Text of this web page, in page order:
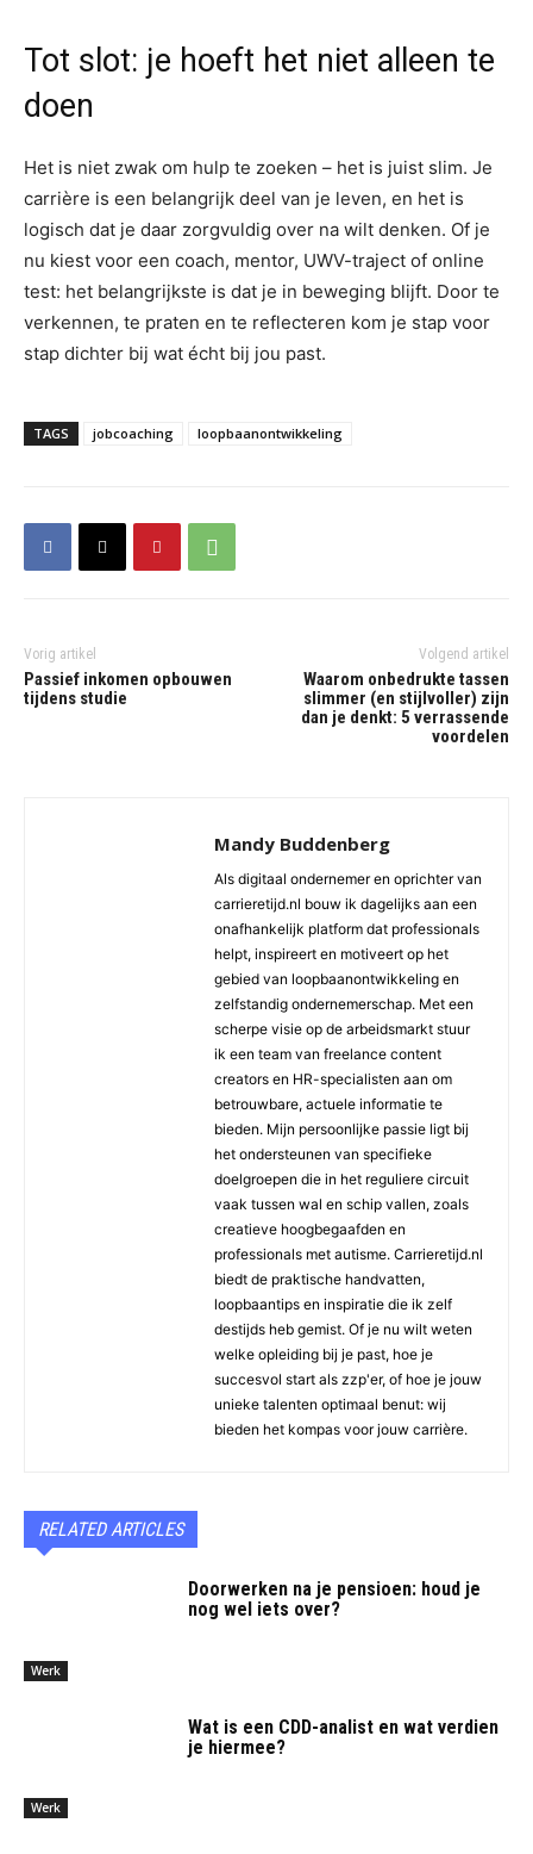
Tot slot: je hoeft het niet alleen te
doen
Het is niet zwak om hulp te zoeken – het is juist slim. Je
carrière is een belangrijk deel van je leven, en het is
logisch dat je daar zorgvuldig over na wilt denken. Of je
nu kiest voor een coach, mentor, UWV-traject of online
test: het belangrijkste is dat je in beweging blijft. Door te
verkennen, te praten en te reflecteren kom je stap voor
stap dichter bij wat écht bij jou past.
TAGS jobcoaching loopbaanontwikkeling
Vorig artikel
Passief inkomen opbouwen
tijdens studie
Volgend artikel
Waarom onbedrukte tassen
slimmer (en stijlvoller) zijn
dan je denkt: 5 verrassende
voordelen
Mandy Buddenberg
Als digitaal ondernemer en oprichter van
carrieretijd.nl bouw ik dagelijks aan een
onafhankelijk platform dat professionals
helpt, inspireert en motiveert op het
gebied van loopbaanontwikkeling en
zelfstandig ondernemerschap. Met een
scherpe visie op de arbeidsmarkt stuur
ik een team van freelance content
creators en HR-specialisten aan om
betrouwbare, actuele informatie te
bieden. Mijn persoonlijke passie ligt bij
het ondersteunen van specifieke
doelgroepen die in het reguliere circuit
vaak tussen wal en schip vallen, zoals
creatieve hoogbegaafden en
professionals met autisme. Carrieretijd.nl
biedt de praktische handvatten,
loopbaantips en inspiratie die ik zelf
destijds heb gemist. Of je nu wilt weten
welke opleiding bij je past, hoe je
succesvol start als zzp'er, of hoe je jouw
unieke talenten optimaal benut: wij
bieden het kompas voor jouw carrière.
RELATED ARTICLES
Werk
Doorwerken na je pensioen: houd je
nog wel iets over?
Werk
Wat is een CDD-analist en wat verdien
je hiermee?